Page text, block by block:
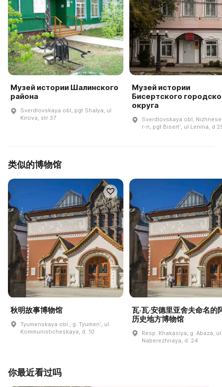
Музей истории Шалинского
района
Sverdlovskaya obl, pgt Shalya, ul
Kirova, str 37
Музей истории
Бисертского
округа
Sverdlovskaya obl,
r-n, pgt Bisertʹ, ul Lenina, d
类似的博物馆
秋明故事博物馆
Tyumenskaya obl., g. Tyumenʹ, ul.
Kommunisticheskaya, d. 10
瓦·瓦·安德里亚舍夫命名的
历史地方博物馆
Resp. Khakasiya, g. Abaza, ul.
Naberezhnaya, d. 24
你最近看过吗